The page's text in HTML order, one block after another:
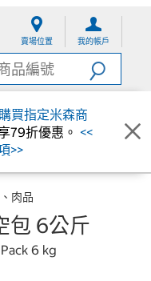
賣場位置 我的帳戶
購買指定米森商
79折優惠。 <<
>>
肉品
包 6公斤
6 kg